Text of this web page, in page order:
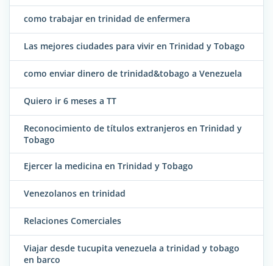
como trabajar en trinidad de enfermera
Las mejores ciudades para vivir en Trinidad y Tobago
como enviar dinero de trinidad&tobago a Venezuela
Quiero ir 6 meses a TT
Reconocimiento de títulos extranjeros en Trinidad y
Tobago
Ejercer la medicina en Trinidad y Tobago
Venezolanos en trinidad
Relaciones Comerciales
Viajar desde tucupita venezuela a trinidad y tobago
en barco